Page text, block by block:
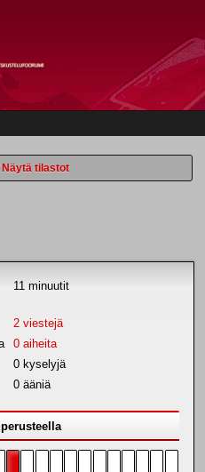
Näytä tilastot
11 minuutit
2 viestejä
0 aiheita
0 kyselyjä
0 ääniä